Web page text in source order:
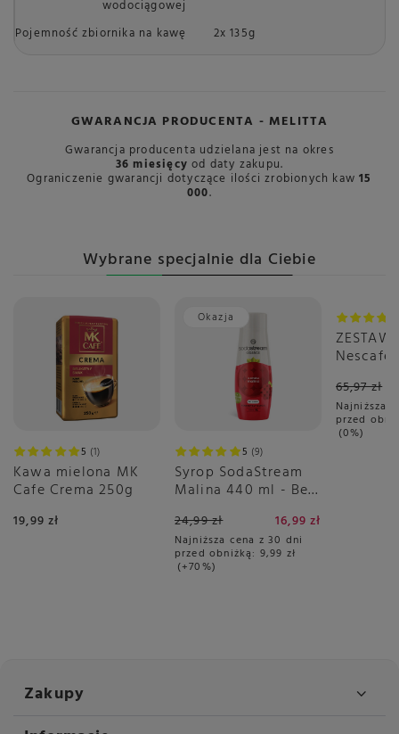
wodociągowej
Pojemność zbiornika na kawę 2x 135g
GWARANCJA PRODUCENTA - MELITTA
Gwarancja producenta udzielana jest na okres
36 miesięcyod daty zakupu.
Ograniczenie gwarancji dotyczące ilości zrobionych kaw15
000.
Wybrane specjalnie dla Ciebie
5 1
Kawa mielona MK
Cafe Crema 250g
19,99 zł
Okazja
5 9
Syrop SodaStream
Malina 440 ml - Bez
24,99 zł 16,99 zł
Najniższa cena z 30 dni
przed obniżką: 9,99 zł
+70%
Okazja
Nescafé
3x16
65,97 zł
Najniższa
przed
0%
Zakupy